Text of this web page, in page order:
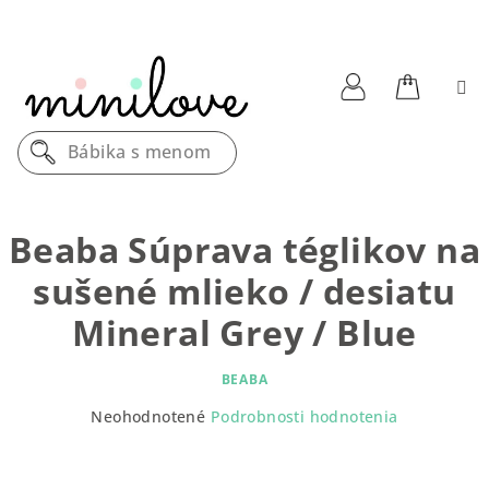
Bábika s menom
Beaba Súprava téglikov na
sušené mlieko / desiatu
Mineral Grey / Blue
BEABA
Neohodnotené Podrobnosti hodnotenia